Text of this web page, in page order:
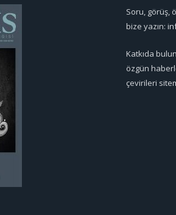
Soru, görüş,
bize yazın:
Katkıda
özgün
çevirileri